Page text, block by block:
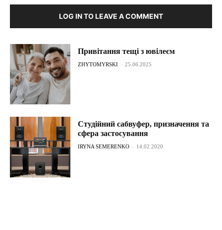
LOG IN TO LEAVE A COMMENT
Привітання тещі з ювілеєм
ZHYTOMYRSKI - 25.06.2025
Студійний сабвуфер, призначення та
сфера застосування
IRYNA SEMERENKO - 14.02.2020